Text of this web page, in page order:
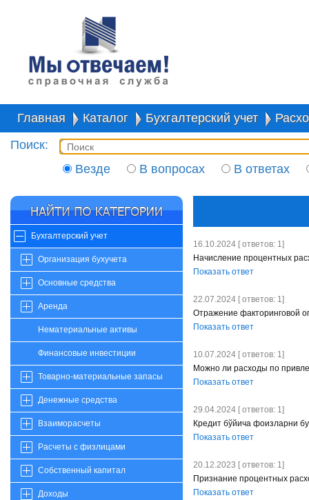
Главная Каталог Бухгалтерский учет
Поиск:
Везде
В вопросах В ответах
Бухгалтерский учет
Организация бухучета
Основные средства
Аренда
Нематериальные активы
Финансовые инвестиции
Товарно-материальные запасы
Денежные средства
Взаиморасчеты
Расчеты с физлицами
Собственный капитал
Доходы
16.10.2024 [ ответов: 1]
Начисление процентных
Показать ответ
22.07.2024 [ ответов: 1]
Отражение факторинговой
Показать ответ
10.07.2024 [ ответов: 1]
Можно ли расходы по
Показать ответ
29.04.2024 [ ответов: 1]
Кредит бўйича фоизларни
Показать ответ
20.12.2023 [ ответов: 1]
Признание процентных
Показать ответ